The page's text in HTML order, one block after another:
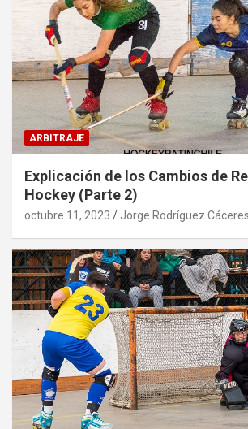
ARBITRAJE
Explicación de los Cambios de
Hockey (Parte 2)
octubre 11, 2023 Jorge Rodríguez Cáceres